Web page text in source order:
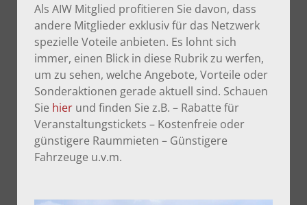
Als AIW Mitglied profitieren Sie davon, dass
andere Mitglieder exklusiv für das Netzwerk
spezielle Voteile anbieten. Es lohnt sich
immer, einen Blick in diese Rubrik zu werfen,
um zu sehen, welche Angebote, Vorteile oder
Sonderaktionen gerade aktuell sind. Schauen
Sie hier und finden Sie z.B. – Rabatte für
Veranstaltungstickets – Kostenfreie oder
günstigere Raummieten – Günstigere
Fahrzeuge u.v.m.